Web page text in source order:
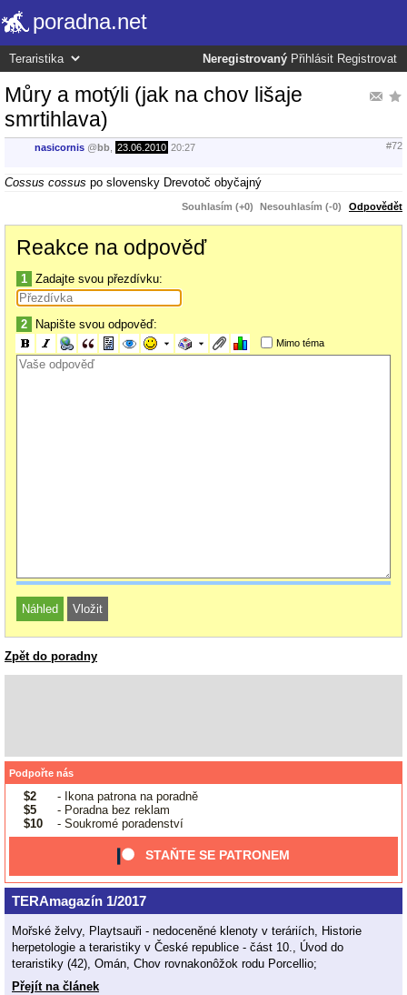
poradna.net
Neregistrovaný Přihlásit Registrovat
Můry a motýli (jak na chov lišaje
smrtihlava)
nasicornis @bb 23.06.2010 20:27 #72
Cossus cossus po slovensky Drevotoč obyčajný
Souhlasím (+0) Nesouhlasím (-0) Odpovědět
Reakce na odpověď
1 Zadajte svou přezdívku:
2 Napište svou odpověď:
Mimo téma
Zpět do poradny
Podpořte nás
$2
- Ikona patrona na poradně
$5
- Poradna bez reklam
$10
- Soukromé poradenství
STAŇTE SE PATRONEM
TERAmagazín 1/2017
Mořské želvy, Playtsauři - nedoceněné klenoty v teráriích, Historie
herpetologie a teraristiky v České republice - část 10., Úvod do
teraristiky (42), Omán, Chov rovnakonôžok rodu Porcellio;
Přejít na článek